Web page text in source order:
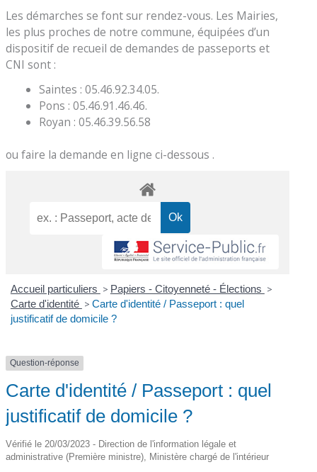
Les démarches se font sur rendez-vous. Les Mairies,
les plus proches de notre commune, équipées d’un
dispositif de recueil de demandes de passeports et
CNI sont :
Saintes : 05.46.92.34.05.
Pons : 05.46.91.46.46.
Royan : 05.46.39.56.58
ou faire la demande en ligne ci-dessous .
Accueil particuliers > Papiers - Citoyenneté - Élections >
Carte d'identité > Carte d'identité / Passeport : quel
justificatif de domicile ?
Question-réponse
Carte d'identité / Passeport : quel
justificatif de domicile ?
Vérifié le 20/03/2023 - Direction de l'information légale et
administrative (Première ministre), Ministère chargé de l'intérieur